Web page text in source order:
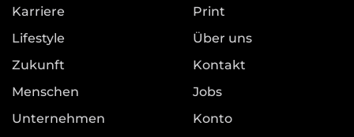
Karriere
Lifestyle
Zukunft
Menschen
Unternehmen
Print
Über uns
Kontakt
Jobs
Konto